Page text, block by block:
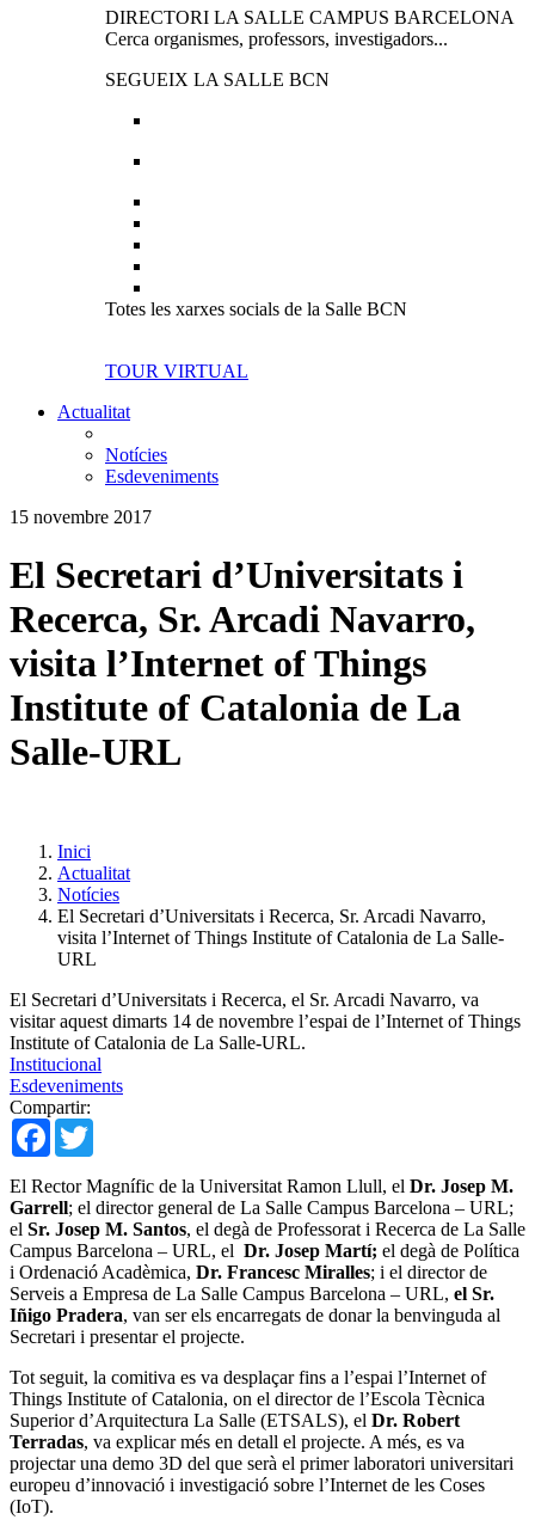
DIRECTORI LA SALLE CAMPUS BARCELONA
Cerca organismes, professors, investigadors...
SEGUEIX LA SALLE BCN
Totes les xarxes socials de la Salle BCN
TOUR VIRTUAL
Actualitat
Notícies
Esdeveniments
15 novembre 2017
El Secretari d’Universitats i
Recerca, Sr. Arcadi Navarro,
visita l’Internet of Things
Institute of Catalonia de La
Salle-URL
Inici
Actualitat
Notícies
El Secretari d’Universitats i Recerca, Sr. Arcadi Navarro,
visita l’Internet of Things Institute of Catalonia de La Salle-
URL
El Secretari d’Universitats i Recerca, el Sr. Arcadi Navarro, va
visitar aquest dimarts 14 de novembre l’espai de l’Internet of Things
Institute of Catalonia de La Salle-URL.
Institucional
Esdeveniments
Compartir:
Facebook
El Rector Magnífic de la Universitat Ramon Llull, el Dr. Josep M.
Garrell; el director general de La Salle Campus Barcelona – URL;
el Sr. Josep M. Santos, el degà de Professorat i Recerca de La Salle
Campus Barcelona – URL, el Dr. Josep Martí; el degà de Política
i Ordenació Acadèmica, Dr. Francesc Miralles; i el director de
Serveis a Empresa de La Salle Campus Barcelona – URL, el Sr.
Iñigo Pradera, van ser els encarregats de donar la benvinguda al
Secretari i presentar el projecte.
Tot seguit, la comitiva es va desplaçar fins a l’espai l’Internet of
Things Institute of Catalonia, on el director de l’Escola Tècnica
Superior d’Arquitectura La Salle (ETSALS), el Dr. Robert
Terradas, va explicar més en detall el projecte. A més, es va
projectar una demo 3D del que serà el primer laboratori universitari
europeu d’innovació i investigació sobre l’Internet de les Coses
(IoT).